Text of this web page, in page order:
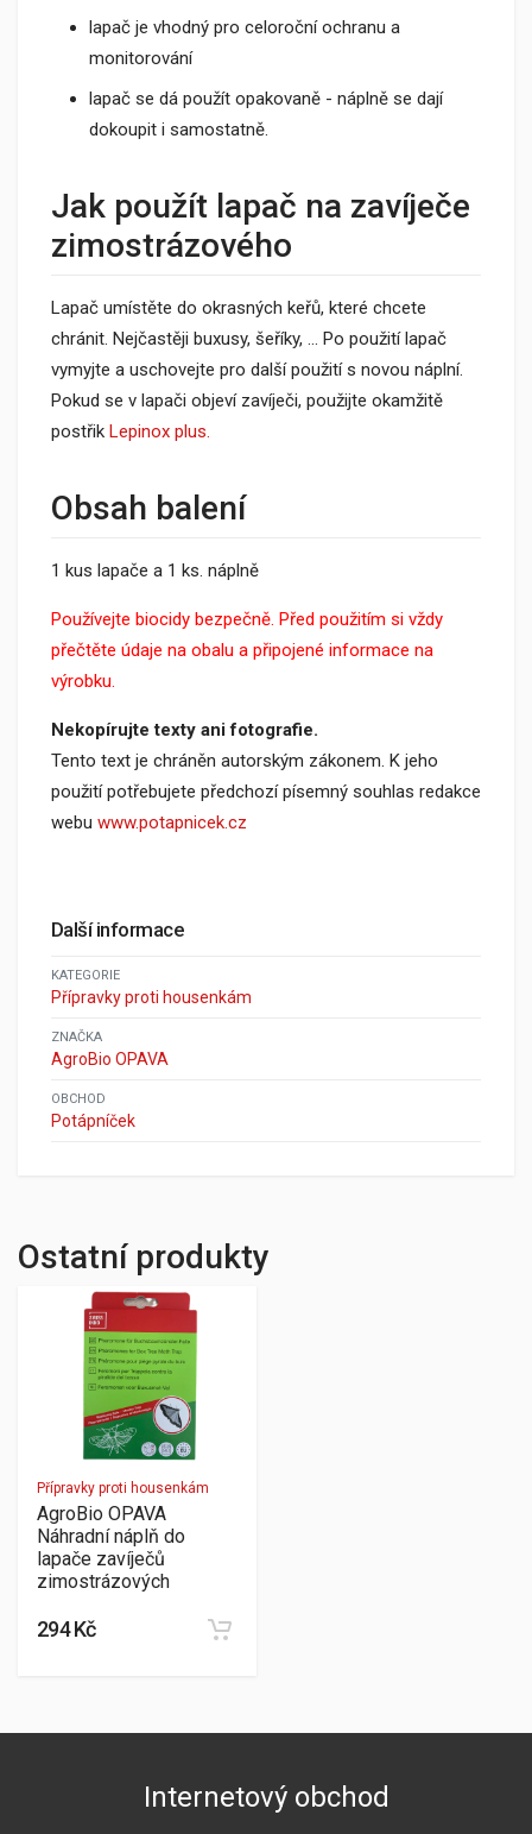
lapač je vhodný pro celoroční ochranu a
monitorování
lapač se dá použít opakovaně - náplně se dají
dokoupit i samostatně.
Jak použít lapač na zavíječe
zimostrázového
Lapač umístěte do okrasných keřů, které chcete
chránit. Nejčastěji buxusy, šeříky, ... Po použití lapač
vymyjte a uschovejte pro další použití s novou náplní.
Pokud se v lapači objeví zavíječi, použijte okamžitě
postřik Lepinox plus.
Obsah balení
1 kus lapače a 1 ks. náplně
Používejte biocidy bezpečně. Před použitím si vždy
přečtěte údaje na obalu a připojené informace na
výrobku.
Nekopírujte texty ani fotografie.
Tento text je chráněn autorským zákonem. K jeho
použití potřebujete předchozí písemný souhlas redakce
webu www.potapnicek.cz
Další informace
KATEGORIE
Přípravky proti housenkám
ZNAČKA
AgroBio OPAVA
OBCHOD
Potápníček
Ostatní produkty
Přípravky proti housenkám
AgroBio OPAVA
Náhradní náplň do
lapače zavíječů
zimostrázových
294 Kč
Internetový obchod